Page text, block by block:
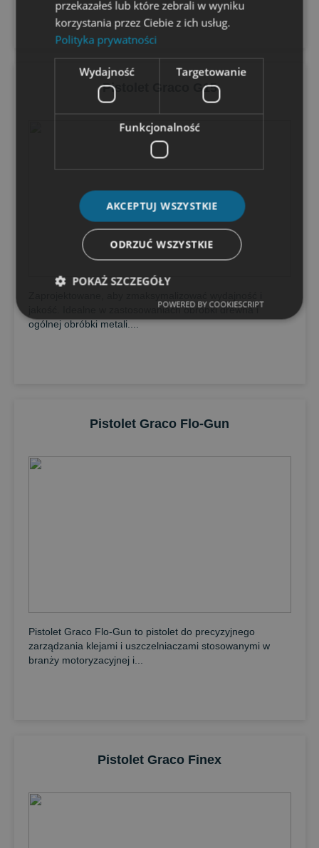
Pistolet Graco G15
jakość. Idealne w zastosowaniach obróbki drewna i
ogólnej obróbki metali....
Pistolet Graco Flo-Gun
Pistolet Graco Flo-Gun to pistolet do precyzyjnego
zarządzania klejami i uszczelniaczami stosowanymi w
branży motoryzacyjnej i...
Pistolet Graco Finex
przekazałeś lub które zebrali w wyniku
korzystania przez Ciebie z ich usług.
Polityka prywatności
Wydajność Targetowanie
Funkcjonalność
AKCEPTUJ WSZYSTKIE
ODRZUĆ WSZYSTKIE
POKAŻ SZCZEGÓŁY
POWERED BY COOKIESCRIPT